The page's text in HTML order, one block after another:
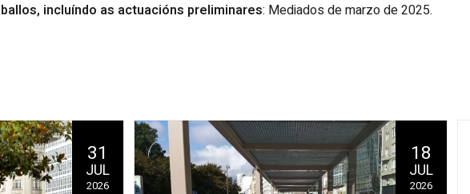
incluíndo as actuacións preliminares: Mediados de marzo de 2025.
31
JUL
2026
18
JUL
2026